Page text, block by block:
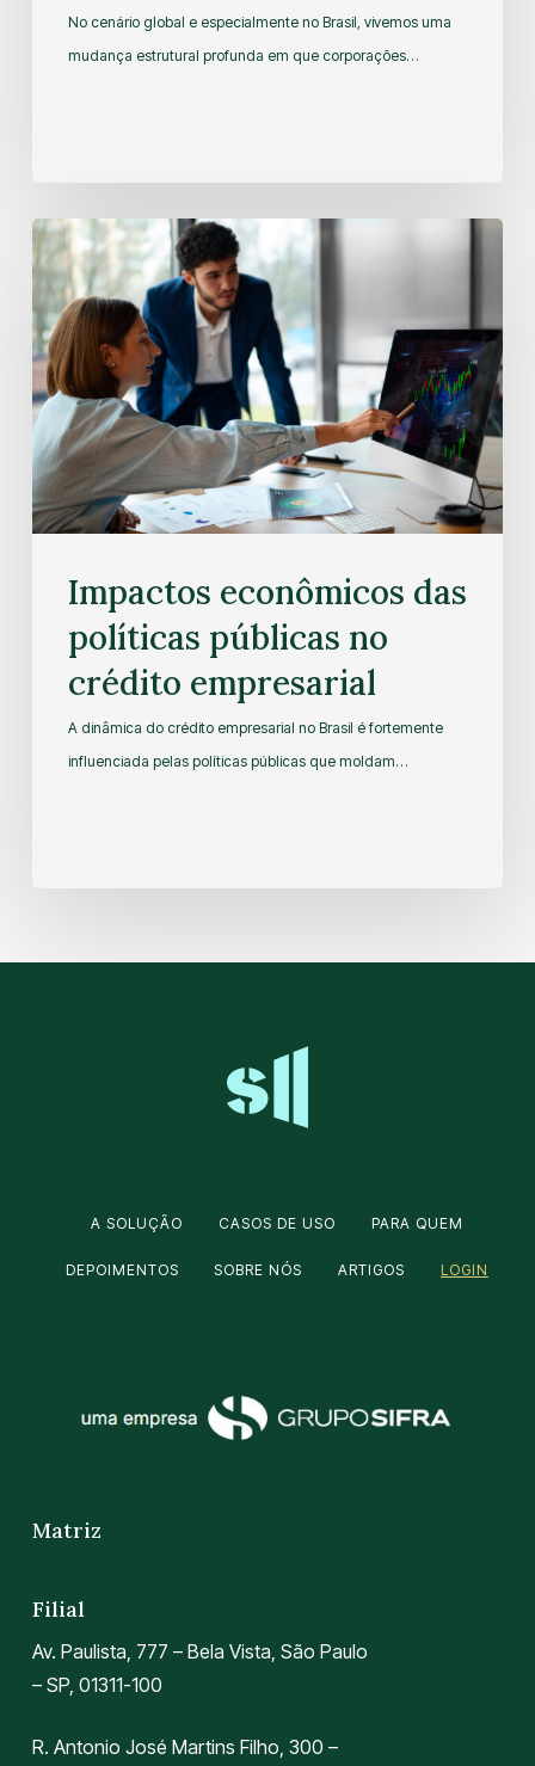
No cenário global e especialmente no Brasil, vivemos uma
mudança estrutural profunda em que corporações…
Impactos econômicos das
políticas públicas no
crédito empresarial
A dinâmica do crédito empresarial no Brasil é fortemente
influenciada pelas políticas públicas que moldam…
A SOLUÇÃO CASOS DE USO PARA QUEM
DEPOIMENTOS SOBRE NÓS ARTIGOS LOGIN
Matriz
Filial
Av. Paulista, 777 – Bela Vista, São Paulo
– SP, 01311-100
R. Antonio José Martins Filho, 300 –